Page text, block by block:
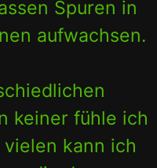
Spuren in
aufwachsen.
keiner fühle ich
kann ich